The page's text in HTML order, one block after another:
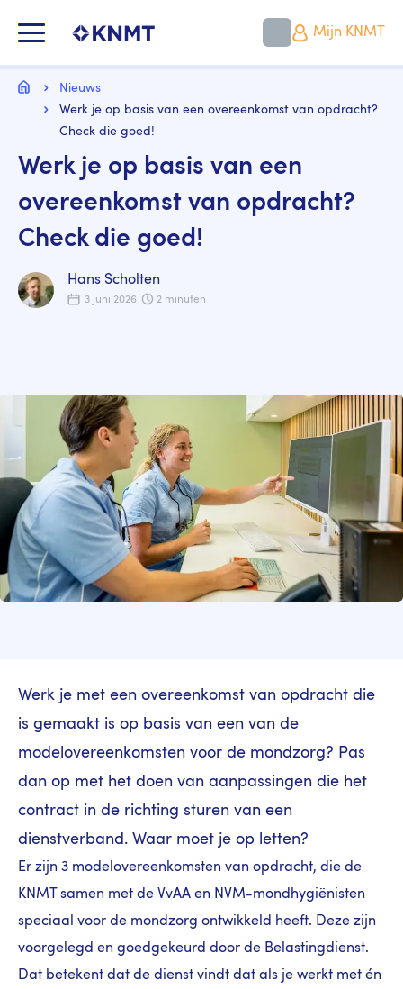
naar
gaan
Mijn KNMT
Kruimelpad
HomeNieuws
Werk je op basis van een overeenkomst van opdracht?
Check die goed!
Werk je op basis van een
overeenkomst van opdracht?
Check die goed!
Hans Scholten
3 juni 2026 2 minuten
Werk je met een overeenkomst van opdracht die
is gemaakt is op basis van een van de
modelovereenkomsten voor de mondzorg? Pas
dan op met het doen van aanpassingen die het
contract in de richting sturen van een
dienstverband. Waar moet je op letten?
Er zijn 3 modelovereenkomsten van opdracht, die de
KNMT samen met de VvAA en NVM-mondhygiënisten
speciaal voor de mondzorg ontwikkeld heeft. Deze zijn
voorgelegd en goedgekeurd door de Belastingdienst.
Dat betekent dat de dienst vindt dat als je werkt met én